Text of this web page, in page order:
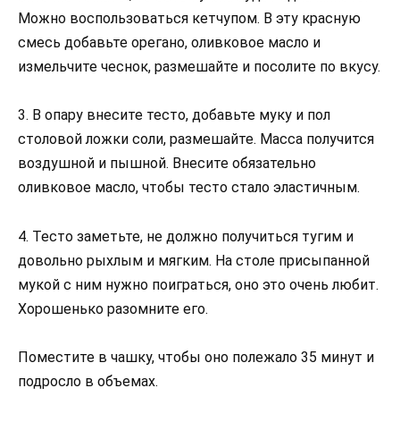
Можно воспользоваться кетчупом. В эту красную
смесь добавьте орегано, оливковое масло и
измельчите чеснок, размешайте и посолите по вкусу.
3. В опару внесите тесто, добавьте муку и пол
столовой ложки соли, размешайте. Масса получится
воздушной и пышной. Внесите обязательно
оливковое масло, чтобы тесто стало эластичным.
4. Тесто заметьте, не должно получиться тугим и
довольно рыхлым и мягким. На столе присыпанной
мукой с ним нужно поиграться, оно это очень любит.
Хорошенько разомните его.
Поместите в чашку, чтобы оно полежало 35 минут и
подросло в объемах.